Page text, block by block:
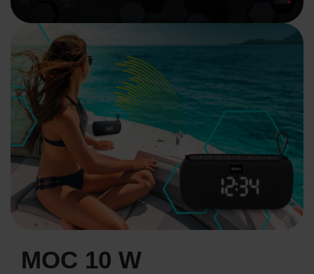
MOC 10 W